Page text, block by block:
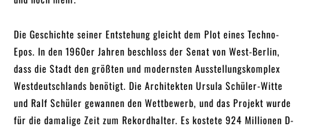
Die Geschichte seiner Entstehung gleicht dem Plot eines Techno-
Epos. In den 1960er Jahren beschloss der Senat von West-Berlin,
dass die Stadt den größten und modernsten Ausstellungskomplex
Westdeutschlands benötigt. Die Architekten Ursula Schüler-Witte
und Ralf Schüler gewannen den Wettbewerb, und das Projekt wurde
für die damalige Zeit zum Rekordhalter. Es kostete 924 Millionen D-